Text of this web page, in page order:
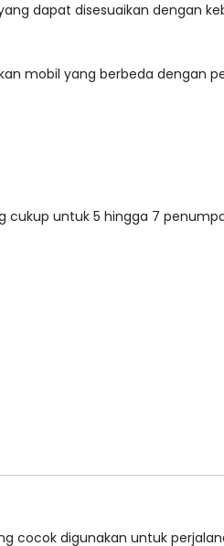
dapat disesuaikan dengan
mobil yang berbeda dengan
cukup untuk 5 hingga 7
cocok digunakan untuk